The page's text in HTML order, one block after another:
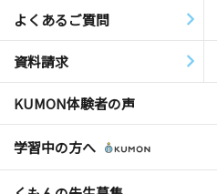
よくあるご質問
資料請求
KUMON体験者の声
学習中の方へ